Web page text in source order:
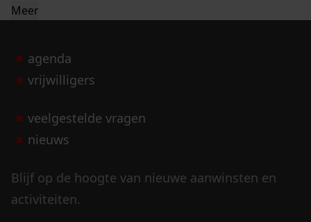
Meer
agenda
vrijwilligers
veelgestelde vragen
nieuws
Blijf op de hoogte van nieuwe aanwinsten en
activiteiten.